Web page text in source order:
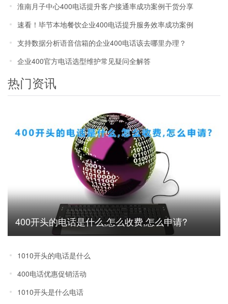
淮南月子中心400电话提升客户接通率成功案例干货分享
速看！毕节本地餐饮企业400电话提升服务效率成功案例
支持数据分析语音信箱的企业400电话该去哪里办理？
企业400官方电话选型维护常见疑问全解答
热门资讯
400开头的电话是什么,怎么收费,怎么申请?
1010开头的电话是什么
400电话优惠促销活动
1010开头是什么电话